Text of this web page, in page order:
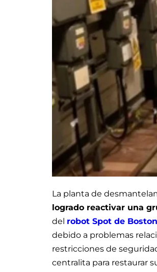
La planta de
logrado reactivar una
del robot Spot de
debido a problemas
restricciones de
centralita para restaurar